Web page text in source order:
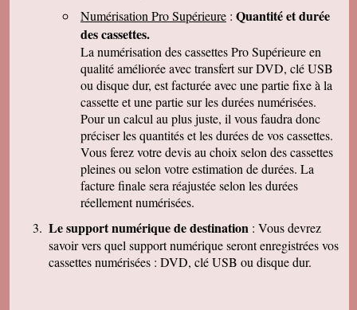
Félix F.
J'ai bien reçu votre colis et vous remercie d'
avoir effectué ce travail délicat . J'ai visionné
les disquettes et suis pour ma part satisfait , je
pense que mon fils sera très heureux de
retrouver de tels souvenirs. Merci beaucoup
pour la rapidité du traitement de ma commande,
Très cordialement.
Michel J.
Bonjour merci de votre professionalisme et
exactitude si l'occasion se présente de vous
faire connaître je le ferai avec plaisir.
Cordialement
Numérisation Pro Supérieure : Quantité et durée
des cassettes.
La numérisation des cassettes Pro Supérieure en
qualité améliorée avec transfert sur DVD, clé USB
ou disque dur, est facturée avec une partie fixe à la
cassette et une partie sur les durées numérisées.
Pour un calcul au plus juste, il vous faudra donc
préciser les quantités et les durées de vos cassettes.
Vous ferez votre devis au choix selon des cassettes
pleines ou selon votre estimation de durées. La
facture finale sera réajustée selon les durées
réellement numérisées.
Le support numérique de destination : Vous devrez
savoir vers quel support numérique seront enregistrées vos
cassettes numérisées : DVD, clé USB ou disque dur.